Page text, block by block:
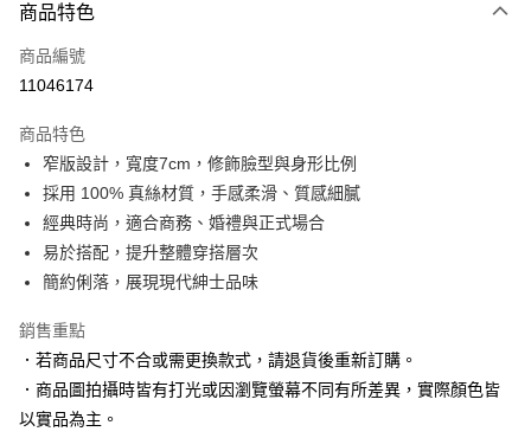
信用卡一次付款
信用卡分期付款
合作金庫商業銀行
華南商業銀行
彰化商業銀行
上海商業儲蓄銀行
台北富邦商業銀行
國泰世華商業銀行
兆豐國際商業銀行
臺灣中小企業銀行
匯豐（台灣）商業銀行
聯邦商業銀行
元大商業銀行
台新國際商業銀行
中國信託商業銀行
台灣樂天信用卡公司
6 期 0 利率 每期
華南商業銀行
彰化商業銀行
上海商業儲蓄銀行
台北富邦商業銀行
國泰世華商業銀行
臺灣中小企業銀行
聯邦商業銀行
元大商業銀行
永豐商業銀行
玉山商業銀行
星展（台灣）商業銀行
台灣樂天信用卡公司
LINE Pay
Apple Pay
街口支付
悠遊付
Google Pay
商品特色
商品編號
11046174
商品特色
窄版設計，寬度7cm，修飾臉型與身形比例
採用 100% 真絲材質，手感柔滑、質感細膩
經典時尚，適合商務、婚禮與正式場合
易於搭配，提升整體穿搭層次
簡約俐落，展現現代紳士品味
銷售重點
．若商品尺寸不合或需更換款式，請退貨後重新訂購。
．商品圖拍攝時皆有打光或因瀏覽螢幕不同有所差異，實際顏色皆
以實品為主。